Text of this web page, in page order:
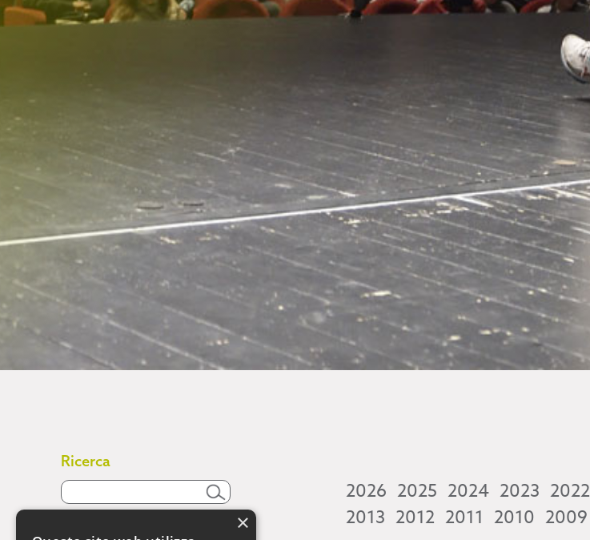
Ricerca
2026 2025 2024 2023 2022
2013 2012 2011 2010 2009
×